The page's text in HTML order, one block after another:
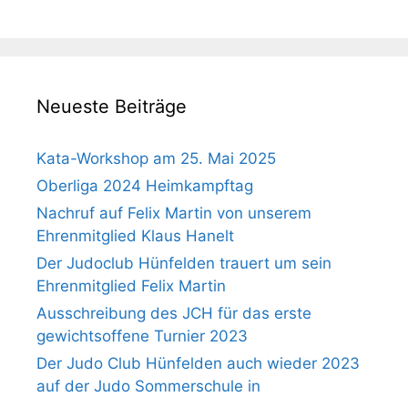
Neueste Beiträge
Kata-Workshop am 25. Mai 2025
Oberliga 2024 Heimkampftag
Nachruf auf Felix Martin von unserem
Ehrenmitglied Klaus Hanelt
Der Judoclub Hünfelden trauert um sein
Ehrenmitglied Felix Martin
Ausschreibung des JCH für das erste
gewichtsoffene Turnier 2023
Der Judo Club Hünfelden auch wieder 2023
auf der Judo Sommerschule in